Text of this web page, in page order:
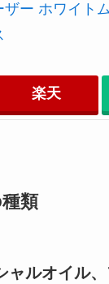
ザー ホワイト
楽天
類
ャルオイル